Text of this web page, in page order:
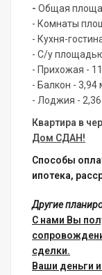
- Общая
- Комнаты
- Кухня-
- С/у
- Прихожая -
- Балкон - 3,94
- Лоджия -
Квартира в
Дом СДАН!
Способы
ипотека,
Другие
С нами Вы
сделки.
Ваши деньги